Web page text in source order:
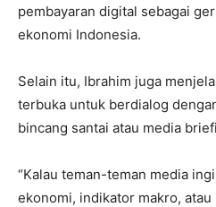
pembayaran digital sebagai
ekonomi Indonesia.
Selain itu, Ibrahim juga
terbuka untuk berdialog
bincang santai atau media
“Kalau teman-teman media
ekonomi, indikator makro,